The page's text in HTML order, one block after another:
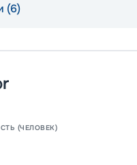
(6)
(ЧЕЛОВЕК)